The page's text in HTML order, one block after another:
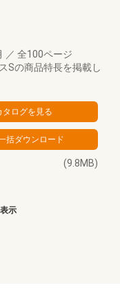
／ 全100ページ
Sの商品特長を掲載し
(9.8MB)
示